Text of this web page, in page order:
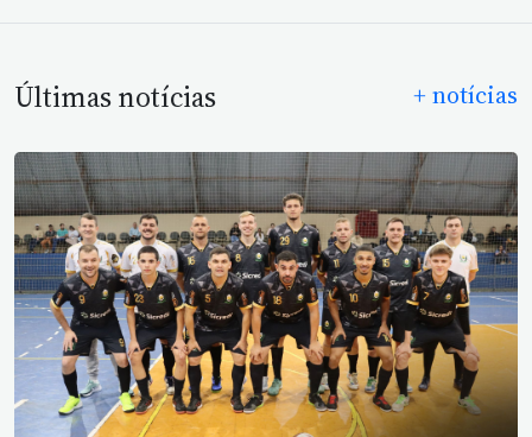
Últimas notícias + notícias